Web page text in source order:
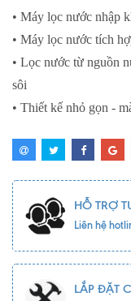
• Máy lọc nước nhập
• Máy lọc nước tích
• Lọc nước từ nguồn
sôi
• Thiết kế nhỏ gọn -
HỖ TRỢ
Liên hệ
LẮP ĐẶT